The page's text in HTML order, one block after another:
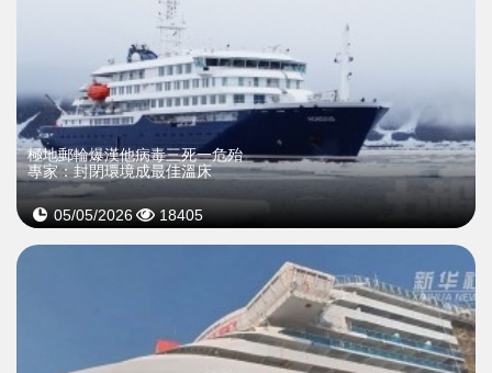
極地郵輪爆漢他病毒三死一危殆
專家：封閉環境成最佳溫床
05/05/2026 18405